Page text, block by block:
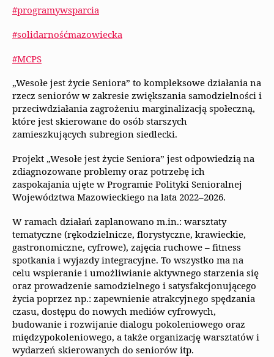
#programywsparcia
#solidarnośćmazowiecka
#MCPS
„Wesołe jest życie Seniora” to kompleksowe działania na
rzecz seniorów w zakresie zwiększania samodzielności i
przeciwdziałania zagrożeniu marginalizacją społeczną,
które jest skierowane do osób starszych
zamieszkujących subregion siedlecki.
Projekt „Wesołe jest życie Seniora” jest odpowiedzią na
zdiagnozowane problemy oraz potrzebę ich
zaspokajania ujęte w Programie Polityki Senioralnej
Województwa Mazowieckiego na lata 2022–2026.
W ramach działań zaplanowano m.in.: warsztaty
tematyczne (rękodzielnicze, florystyczne, krawieckie,
gastronomiczne, cyfrowe), zajęcia ruchowe – fitness
spotkania i wyjazdy integracyjne. To wszystko ma na
celu wspieranie i umożliwianie aktywnego starzenia się
oraz prowadzenie samodzielnego i satysfakcjonującego
życia poprzez np.: zapewnienie atrakcyjnego spędzania
czasu, dostępu do nowych mediów cyfrowych,
budowanie i rozwijanie dialogu pokoleniowego oraz
międzypokoleniowego, a także organizację warsztatów i
wydarzeń skierowanych do seniorów itp.